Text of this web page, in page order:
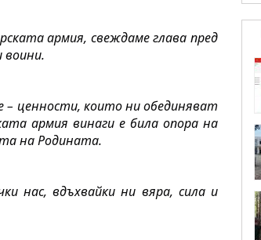
армия, свеждаме глава пред
воини.
– ценности, които ни обединяват
армия винаги е била опора на
на Родината.
нас, вдъхвайки ни вяра, сила и